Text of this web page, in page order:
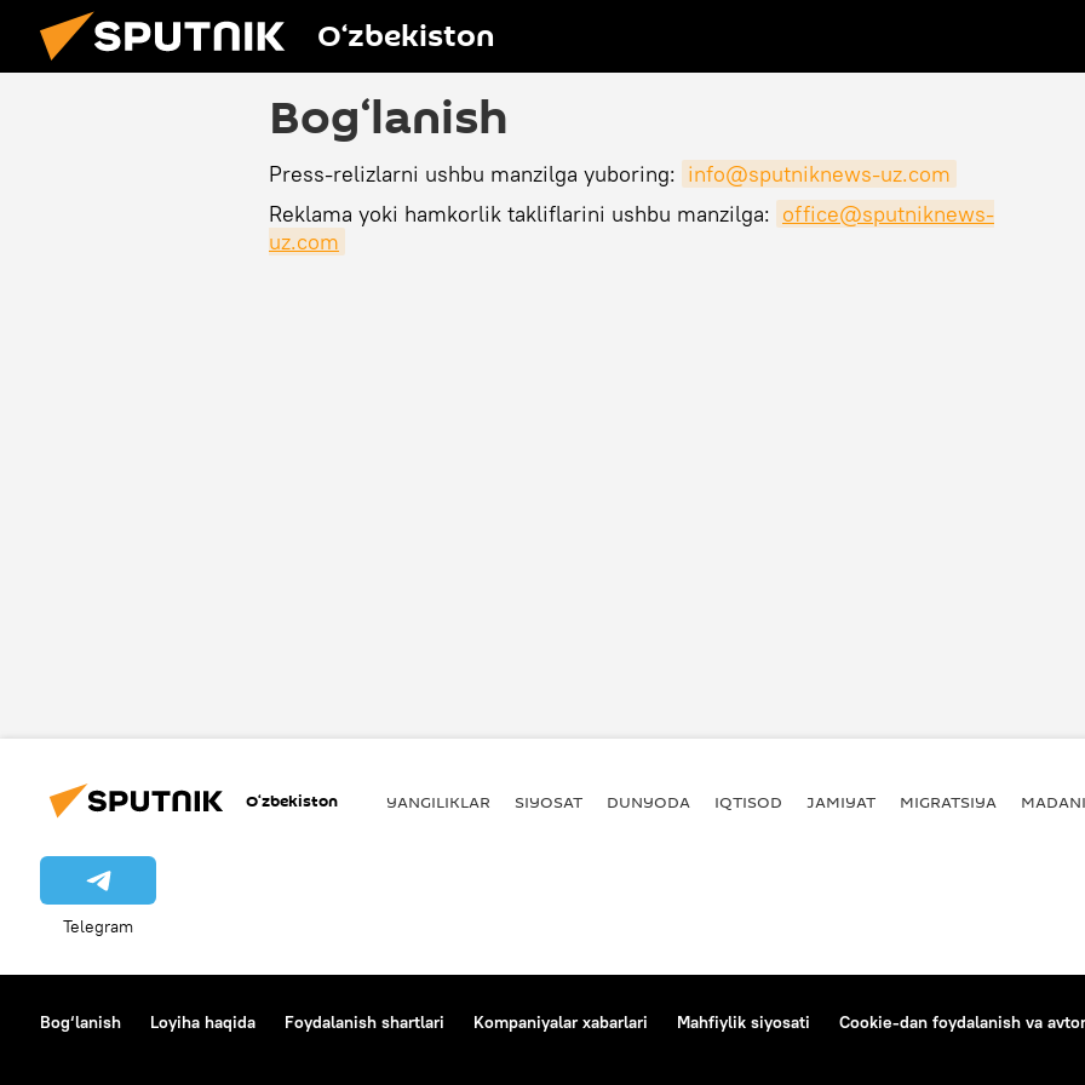
O‘zbekiston
Bog‘lanish
Press-relizlarni ushbu manzilga yuboring: info@sputniknews-uz.com
Reklama yoki hamkorlik takliflarini ushbu manzilga: office@sputniknews-
uz.com
O‘zbekiston YANGILIKLAR SIYOSAT DUNYODA IQTISOD JAMIYAT MIGRATSIYA
Telegram
Bog‘lanish Loyiha haqida Foydalanish shartlari Kompaniyalar xabarlari Mahfiylik siyosati Cookie-dan foydalanish va